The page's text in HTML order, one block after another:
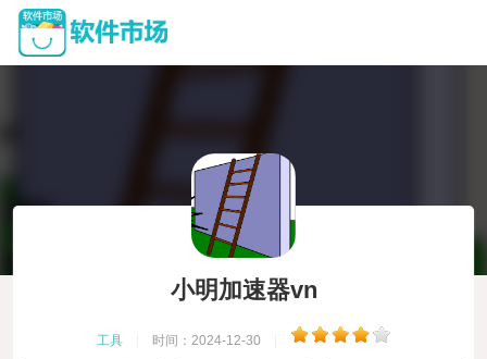
小明加速器vn
工具 时间：2024-12-30